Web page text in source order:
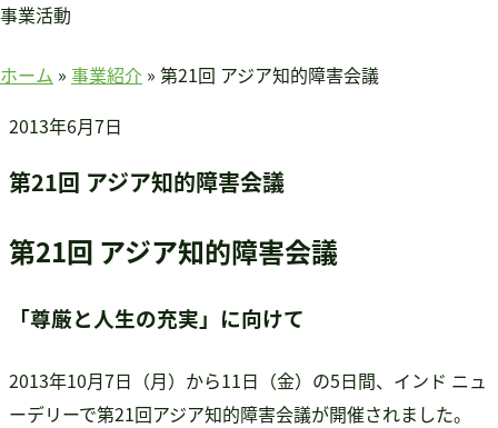
事業活動
ホーム » 事業紹介 » 第21回 アジア知的障害会議
2013年6月7日
第21回 アジア知的障害会議
第21回 アジア知的障害会議
「尊厳と人生の充実」に向けて
2013年10月7日（月）から11日（金）の5日間、インド ニュ
ーデリーで第21回アジア知的障害会議が開催されました。
ログイン
当連盟について
会長挨拶
定款
アクセス
関連団体
アジア知的障害連盟
途上国支援